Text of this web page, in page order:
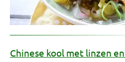
Chinese kool met linzen en